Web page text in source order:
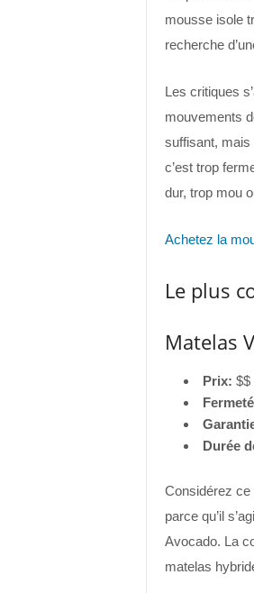
mousse isole
recherche
Les critiques
mouvements
suffisant, mais
c’est trop
dur, trop mou
Achetez la
Le plus
Matelas
Prix: $$
Durée
Considérez ce
parce qu’il
Avocado. La
matelas